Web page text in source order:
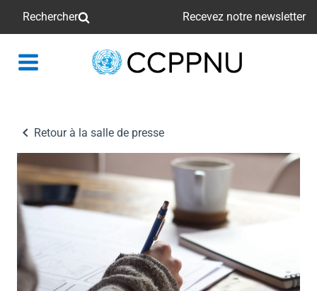
Rechercher Recevez notre newsletter
retour
Retour à la salle de presse